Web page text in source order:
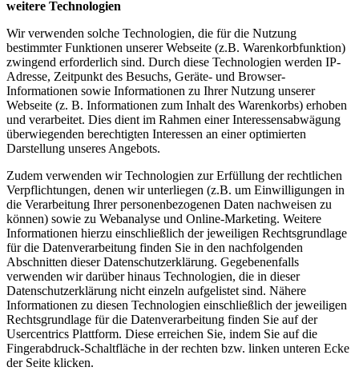
weitere Technologien
Wir verwenden solche Technologien, die für die Nutzung
bestimmter Funktionen unserer Webseite (z.B. Warenkorbfunktion)
zwingend erforderlich sind. Durch diese Technologien werden IP-
Adresse, Zeitpunkt des Besuchs, Geräte- und Browser-
Informationen sowie Informationen zu Ihrer Nutzung unserer
Webseite (z. B. Informationen zum Inhalt des Warenkorbs) erhoben
und verarbeitet. Dies dient im Rahmen einer Interessensabwägung
überwiegenden berechtigten Interessen an einer optimierten
Darstellung unseres Angebots.
Zudem verwenden wir Technologien zur Erfüllung der rechtlichen
Verpflichtungen, denen wir unterliegen (z.B. um Einwilligungen in
die Verarbeitung Ihrer personenbezogenen Daten nachweisen zu
können) sowie zu Webanalyse und Online-Marketing. Weitere
Informationen hierzu einschließlich der jeweiligen Rechtsgrundlage
für die Datenverarbeitung finden Sie in den nachfolgenden
Abschnitten dieser Datenschutzerklärung. Gegebenenfalls
verwenden wir darüber hinaus Technologien, die in dieser
Datenschutzerklärung nicht einzeln aufgelistet sind. Nähere
Informationen zu diesen Technologien einschließlich der jeweiligen
Rechtsgrundlage für die Datenverarbeitung finden Sie auf der
Usercentrics Plattform. Diese erreichen Sie, indem Sie auf die
Fingerabdruck-Schaltfläche in der rechten bzw. linken unteren Ecke
der Seite klicken.